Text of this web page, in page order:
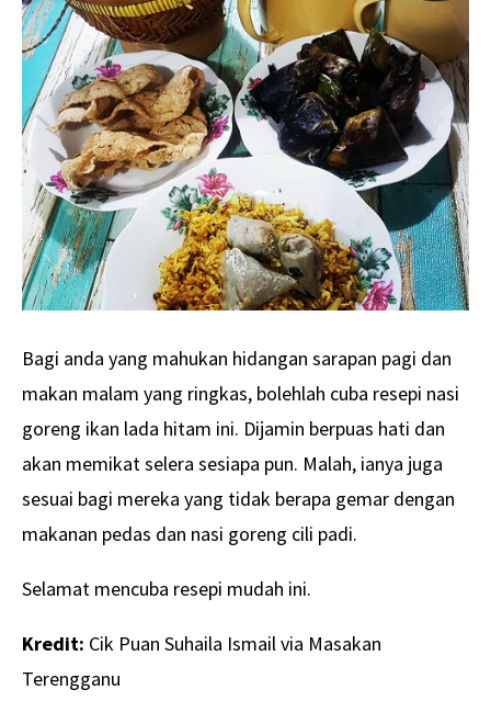
Bagi anda yang mahukan hidangan sarapan pagi dan
makan malam yang ringkas, bolehlah cuba resepi nasi
goreng ikan lada hitam ini. Dijamin berpuas hati dan
akan memikat selera sesiapa pun. Malah, ianya juga
sesuai bagi mereka yang tidak berapa gemar dengan
makanan pedas dan nasi goreng cili padi.
Selamat mencuba resepi mudah ini.
Kredit: Cik Puan Suhaila Ismail via Masakan
Terengganu